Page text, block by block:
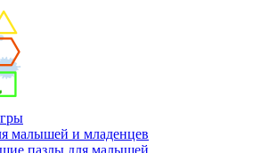
малышей и младенцев
пазлы для малышей